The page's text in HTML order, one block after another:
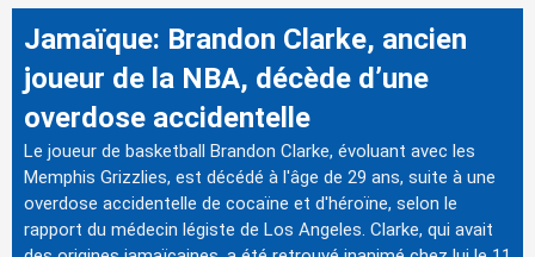
Jamaïque: Brandon Clarke, ancien
joueur de la NBA, décède d’une
overdose accidentelle
Le joueur de basketball Brandon Clarke, évoluant avec les
Memphis Grizzlies, est décédé à l'âge de 29 ans, suite à une
overdose accidentelle de cocaïne et d'héroïne, selon le
rapport du médecin légiste de Los Angeles. Clarke, qui avait